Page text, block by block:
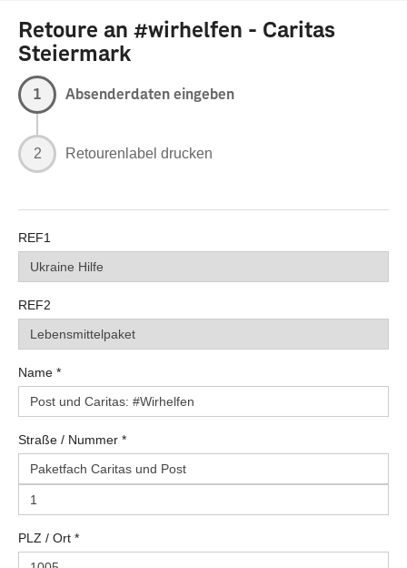
Retoure an #wirhelfen - Caritas
Steiermark
1 Absenderdaten eingeben
2 Retourenlabel drucken
REF1
REF2
Name *
Straße / Nummer *
PLZ / Ort *